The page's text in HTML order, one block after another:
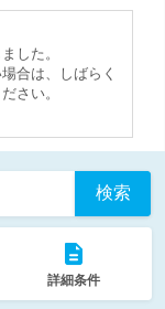
した。
合は、しばらく
さい。
検索
詳細条件